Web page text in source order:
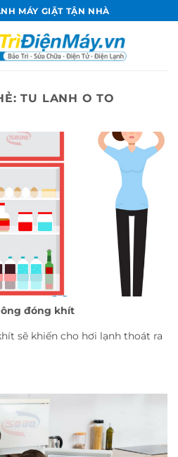
MÁY GIẶT TẬN NHÀ
TU LANH O TO
đóng khít
sẽ khiến cho hơi lạnh thoát ra